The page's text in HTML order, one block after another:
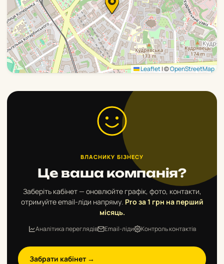
Leaflet|©OpenStreetMap
ВЛАСНИКУ БІЗНЕСУ
Це ваша компанія?
Заберіть кабінет — оновлюйте графік, фото, контакти,
отримуйте email-ліди напряму. Pro за 1 грн на перший
місяць.
Аналітика переглядів Email-ліди Контроль контактів
Забрати кабінет →